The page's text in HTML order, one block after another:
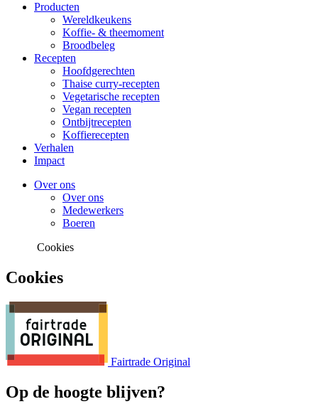
Producten
Wereldkeukens
Koffie- & theemoment
Broodbeleg
Recepten
Hoofdgerechten
Thaise curry-recepten
Vegetarische recepten
Vegan recepten
Ontbijtrecepten
Koffierecepten
Verhalen
Impact
Over ons
Over ons
Medewerkers
Boeren
Cookies
Cookies
Fairtrade Original
Op de hoogte blijven?